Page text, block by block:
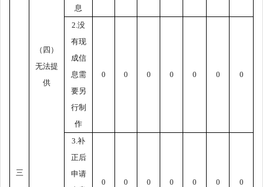
三
（四）
无法提
供
息
2. 没
有现
成信
息需
要另
行制
作
0 0 0 0 0 0 0
3. 补
正后
申请
0 0 0 0 0 0 0